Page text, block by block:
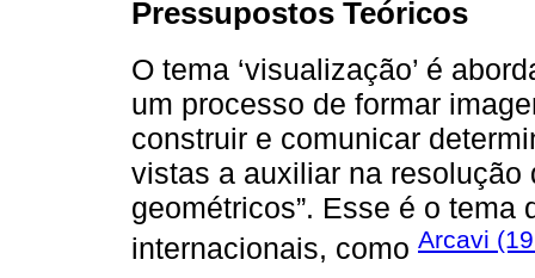
Pressupostos Teóricos
O tema ‘visualização’ é
um processo de formar
construir e comunicar
vistas a auxiliar na
geométricos”. Esse é o
internacionais, como Arcavi